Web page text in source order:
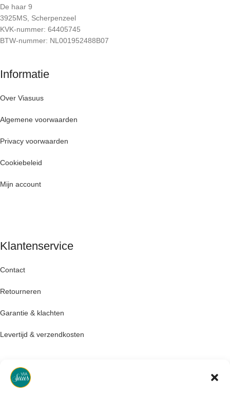
De haar 9
3925MS, Scherpenzeel
KVK-nummer: 64405745
BTW-nummer: NL001952488B07
Informatie
Over Viasuus
Algemene voorwaarden
Privacy voorwaarden
Cookiebeleid
Mijn account
Klantenservice
Contact
Retourneren
Garantie & klachten
Levertijd & verzendkosten